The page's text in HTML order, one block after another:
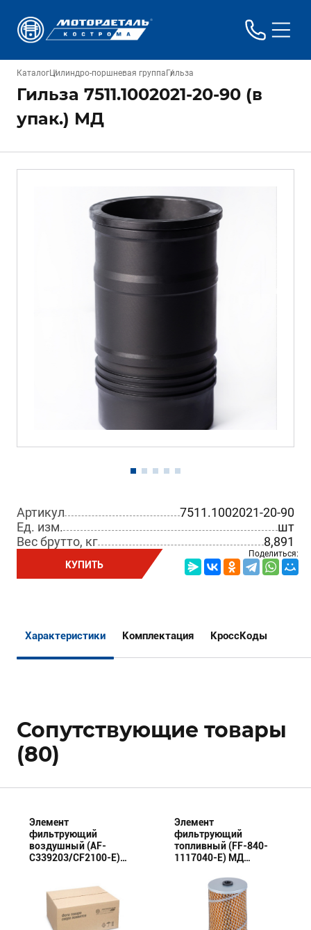
КаталогЦилиндро-поршневая группа Гильза
Гильза 7511.1002021-20-90 (в
упак.) МД
Артикул
7511.1002021-20-90
Ед. изм.
шт
Вес брутто, кг
8,891
КУПИТЬ
Поделиться:
Характеристики Комплектация КроссКоды
Сопутствующие товары
(80)
Элемент
фильтрующий
воздушный (AF-
C339203/CF2100-E)
Элемент
фильтрующий
топливный (FF-840-
1117040-E) МД